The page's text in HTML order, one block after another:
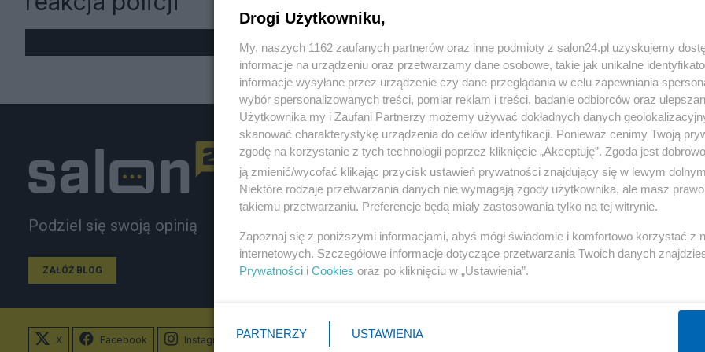
« WRÓĆ DO NOTKI
Podziel się swoją opinią
ZAŁÓŻ BLOG
Polityka
Rosja
PiS
Prezydent
NATO
Gospodarka
Biznes
Pieniądze
Inwestycje
Podatki
X Facebook Instagram
Drogi Użytkowniku,
My, naszych 1162 zaufanych partnerów oraz inne podmioty z salon24.pl uzyskujemy
informacje na urządzeniu oraz przetwarzamy dane osobowe, takie jak unikalne
informacje wysyłane przez urządzenie czy dane przeglądania w celu zapewniania
wybór spersonalizowanych treści, pomiar reklam i treści, badanie odbiorców oraz
Użytkownika my i Zaufani Partnerzy możemy używać dokładnych danych
skanować charakterystykę urządzenia do celów identyfikacji. Ponieważ cenimy Twoją
zgodę na korzystanie z tych technologii poprzez kliknięcie „Akceptuję”. Zgoda jest
ją zmienić/wycofać klikając przycisk ustawień prywatności znajdujący się w lewym
Niektóre rodzaje przetwarzania danych nie wymagają zgody użytkownika, ale masz
takiemu przetwarzaniu. Preferencje będą miały zastosowania tylko na tej witrynie.
Zapoznaj się z poniższymi informacjami, abyś mógł świadomie i komfortowo korzystać z
internetowych. Szczegółowe informacje dotyczące przetwarzania Twoich danych
Prywatności i Cookies oraz po kliknięciu w „Ustawienia”.
PARTNERZY USTAWIENIA